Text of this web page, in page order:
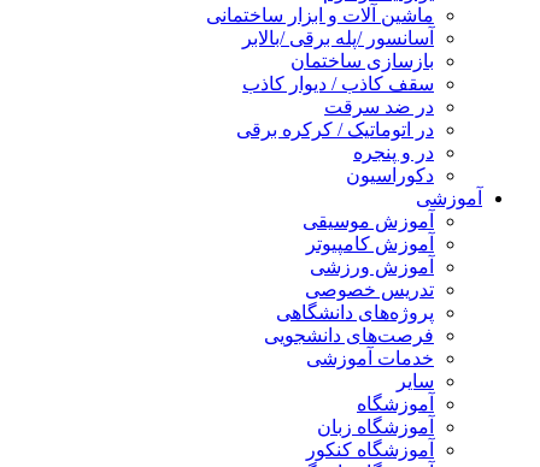
ماشین آلات و ابزار ساختمانی
آسانسور /پله برقی /بالابر
بازسازی ساختمان
سقف کاذب / دیوار کاذب
در ضد سرقت
در اتوماتیک / کرکره برقی
در و پنجره
دکوراسیون
آموزشی
آموزش موسیقی
آموزش کامپیوتر
آموزش ورزشی
تدریس خصوصی
پروژه‌های دانشگاهی
فرصت‌های دانشجویی
خدمات آموزشی
سایر
آموزشگاه
آموزشگاه زبان
آموزشگاه کنکور